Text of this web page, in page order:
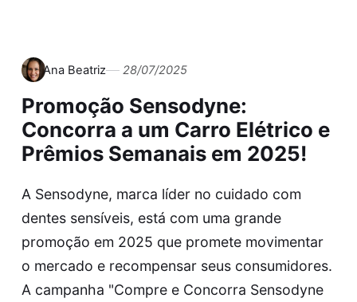
Ana Beatriz 28/07/2025
Promoção Sensodyne:
Concorra a um Carro Elétrico e
Prêmios Semanais em 2025!
A Sensodyne, marca líder no cuidado com
dentes sensíveis, está com uma grande
promoção em 2025 que promete movimentar
o mercado e recompensar seus consumidores.
A campanha "Compre e Concorra Sensodyne